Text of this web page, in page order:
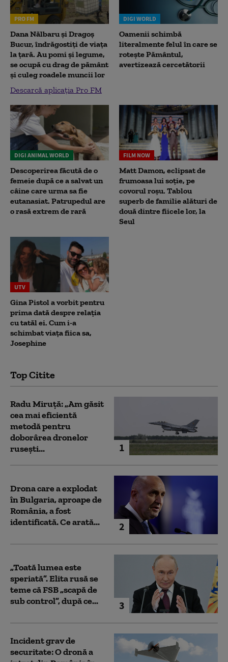
PRO FM
Dana Nălbaru și Dragoș
Bucur, îndrăgostiți de viața
la țară. Au pomi și legume,
se ocupă cu drag de pământ
și culeg roadele muncii lor
Descarcă aplicația Pro FM
DIGI WORLD
Oamenii schimbă
literalmente felul în care se
rotește Pământul,
avertizează cercetătorii
DIGI ANIMAL WORLD
Descoperirea făcută de o
femeie după ce a salvat un
câine care urma sa fie
eutanasiat. Patrupedul are
o rasă extrem de rară
FILM NOW
Matt Damon, eclipsat de
frumoasa lui soție, pe
covorul roșu. Tablou
superb de familie alături de
două dintre fiicele lor, la
Seul
UTV
Gina Pistol a vorbit pentru
prima dată despre relația
cu tatăl ei. Cum i-a
schimbat viața fiica sa,
Josephine
Top Citite
1
Radu Miruță: „Am găsit
cea mai eficientă
metodă pentru
doborârea dronelor
rusești...
2
Drona care a explodat
în Bulgaria, aproape de
România, a fost
identificată. Ce arată...
3
„Toată lumea este
speriată”. Elita rusă se
teme că FSB „scapă de
sub control”, după ce...
Incident grav de
securitate: O dronă a